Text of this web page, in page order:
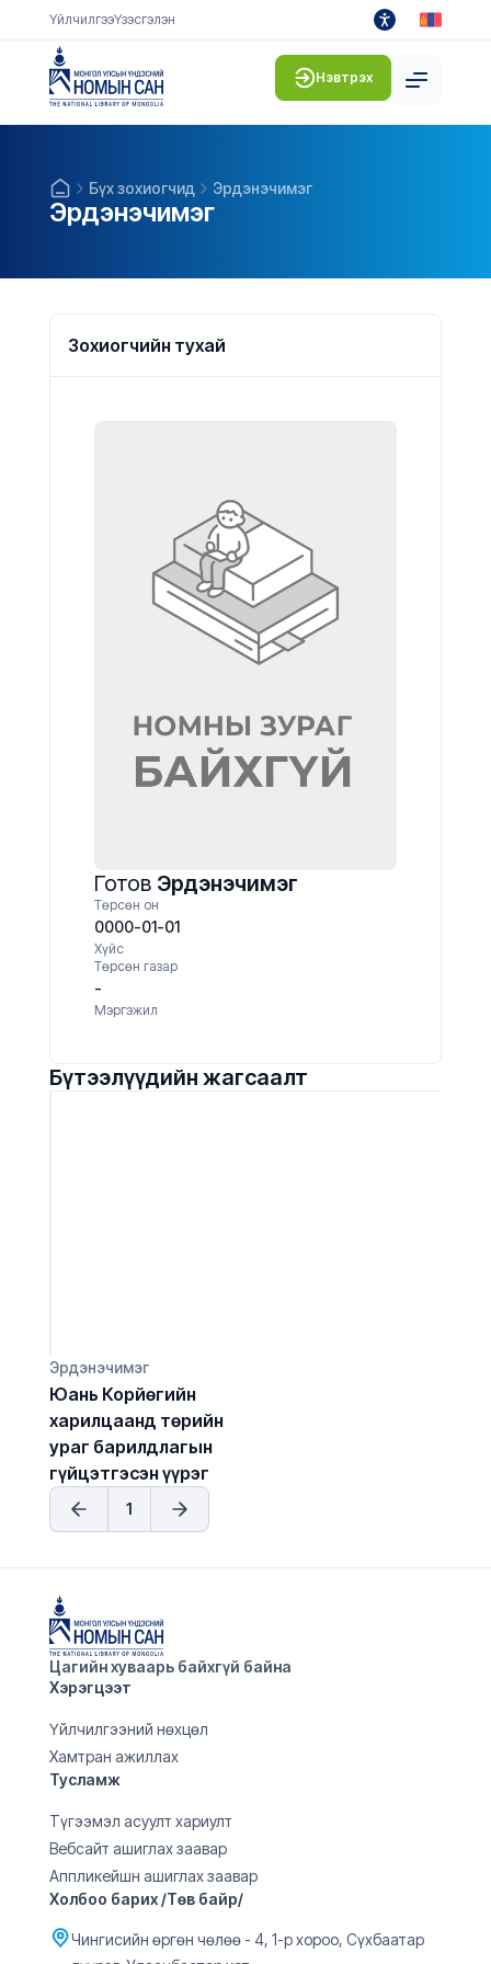
ҮйлчилгээҮзэсгэлэн
Нэвтрэх
Бүх зохиогчид Эрдэнэчимэг
Эрдэнэчимэг
Зохиогчийн тухай
Готов Эрдэнэчимэг
Төрсөн он
0000-01-01
Хүйс
Төрсөн газар
-
Мэргэжил
Бүтээлүүдийн жагсаалт
Эрдэнэчимэг
Юань Корйөгийн
харилцаанд төрийн
ураг барилдлагын
гүйцэтгэсэн үүрэг
1
Цагийн хуваарь байхгүй байна
Хэрэгцээт
Үйлчилгээний нөхцөл
Хамтран ажиллах
Тусламж
Түгээмэл асуулт хариулт
Вебсайт ашиглах заавар
Аппликейшн ашиглах заавар
Холбоо барих /Төв байр/
Чингисийн өргөн чөлөө - 4, 1-р хороо, Сүхбаатар